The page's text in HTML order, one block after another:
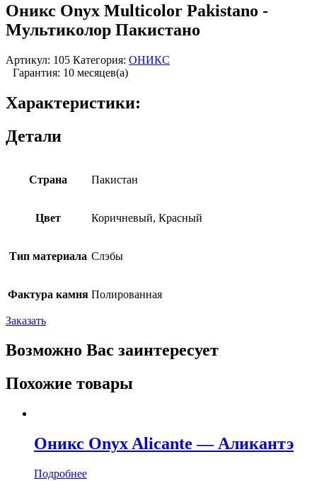
Оникс Onyx Multicolor Pakistano -
Мультиколор Пакистано
Артикул: 105 Категория: ОНИКС
Гарантия: 10 месяцев(а)
Характеристики:
Детали
Страна Пакистан
Цвет Коричневый, Красный
Тип материала Слэбы
Фактура камня Полированная
Заказать
Возможно Вас заинтересует
Похожие товары
Оникс Onyx Alicante — Аликантэ
Подробнее